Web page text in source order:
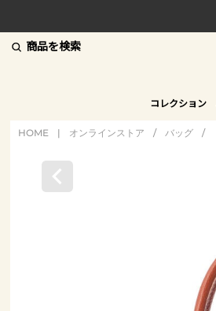
商品を検索
コレクション
HOME | オンラインストア / バッグ /